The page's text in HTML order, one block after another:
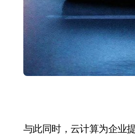
与此同时，云计算为企业